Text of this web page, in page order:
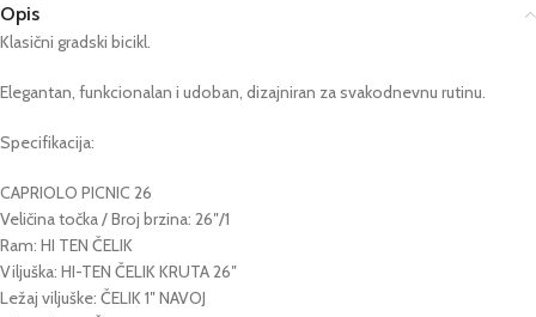
Opis
Klasični gradski bicikl.
Elegantan, funkcionalan i udoban, dizajniran za svakodnevnu rutinu.
Specifikacija:
CAPRIOLO PICNIC 26
Veličina točka / Broj brzina: 26″/1
Ram: HI TEN ČELIK
Viljuška: HI-TEN ČELIK KRUTA 26″
Ležaj viljuške: ČELIK 1″ NAVOJ